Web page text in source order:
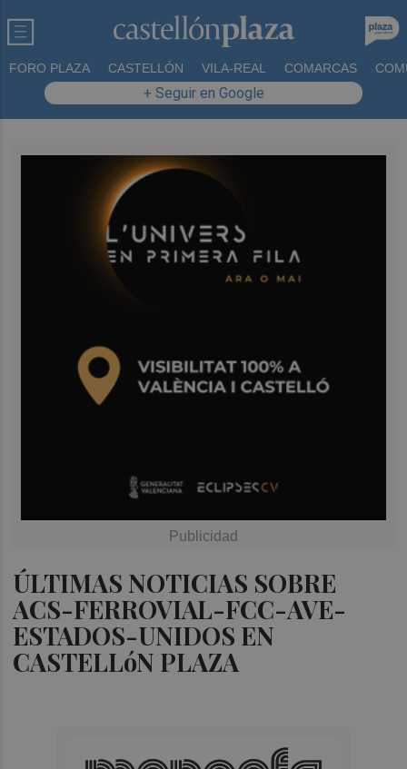
FORO PLAZA CASTELLÓN VILA-REAL COMARCAS
+ Seguir en Google
ÚLTIMAS NOTICIAS SOBRE
ACS-FERROVIAL-FCC-AVE-
ESTADOS-UNIDOS EN
CASTELLóN PLAZA